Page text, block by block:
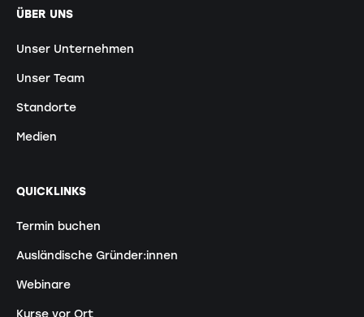
ÜBER UNS
Unser Unternehmen
Unser Team
Standorte
Medien
QUICKLINKS
Termin buchen
Ausländische Gründer:innen
Webinare
Kurse vor Ort